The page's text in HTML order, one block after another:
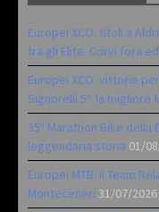
Europei XCO: titoli a
tra gli Elite. Corvi fora
Europei XCO: vittorie
Signorelli 5^ la migliore
35ª Marathon Bike della
leggendaria storia 01/
Europei MTB: il Team
Monteceneri 31/07/2026